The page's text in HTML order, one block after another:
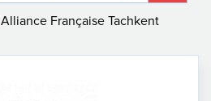
Alliance Française Tachkent